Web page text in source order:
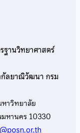
ฐานวิทยาศาสตร์
กัลยาณิวัฒนา กรม
าวิทยาลัย
หานคร 10330